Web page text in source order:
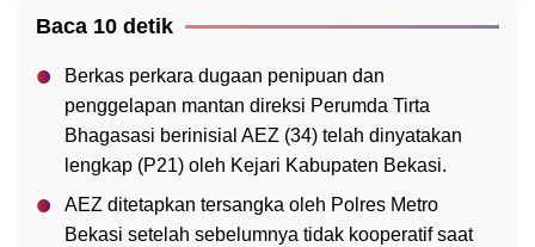
Baca 10 detik
Berkas perkara dugaan penipuan dan
penggelapan mantan direksi Perumda Tirta
Bhagasasi berinisial AEZ (34) telah dinyatakan
lengkap (P21) oleh Kejari Kabupaten Bekasi.
AEZ ditetapkan tersangka oleh Polres Metro
Bekasi setelah sebelumnya tidak kooperatif saat